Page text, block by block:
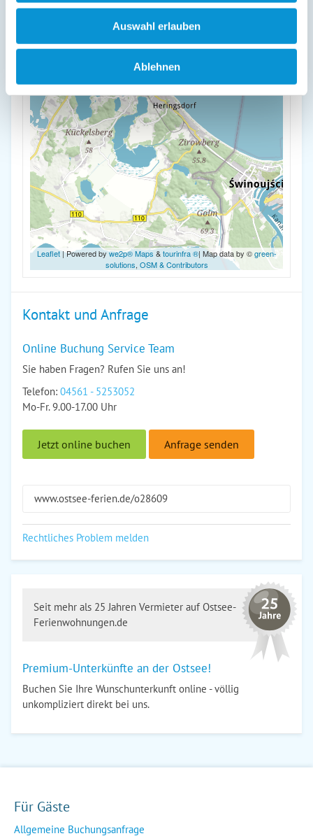
Auswahl erlauben
Ablehnen
Leaflet| Powered bywe2p® Maps&tourinfra ®| Map data by ©green-
solutions, OSM & Contributors
Kontakt und Anfrage
Online Buchung Service Team
Sie haben Fragen? Rufen Sie uns an!
Telefon: 04561 - 5253052
Mo-Fr. 9.00-17.00 Uhr
Jetzt online buchen Anfrage senden
www.ostsee-ferien.de/o28609
Rechtliches Problem melden
Seit mehr als 25 Jahren Vermieter auf Ostsee-
Ferienwohnungen.de
Premium-Unterkünfte an der Ostsee!
Buchen Sie Ihre Wunschunterkunft online - völlig
unkompliziert direkt bei uns.
Für Gäste
Allgemeine Buchungsanfrage